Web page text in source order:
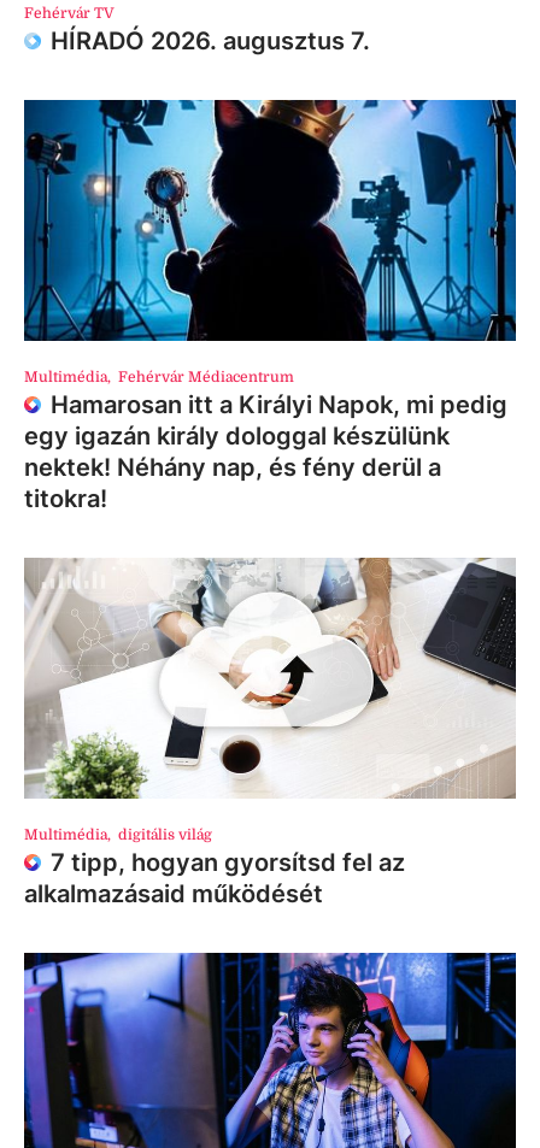
Fehérvár TV
HÍRADÓ 2026. augusztus 7.
Multimédia, Fehérvár Médiacentrum
Hamarosan itt a Királyi Napok, mi pedig
egy igazán király dologgal készülünk
nektek! Néhány nap, és fény derül a
titokra!
Multimédia, digitális világ
7 tipp, hogyan gyorsítsd fel az
alkalmazásaid működését